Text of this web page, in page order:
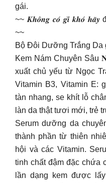
gái.
~~ 𝑲𝒉𝒐̂𝒏𝒈 𝒄𝒐́ 𝒈𝒊̀ 𝒌𝒉𝒐́
~~
Bộ Đôi Dưỡng Trắng Da
Kem Nám Chuyên
xuất chủ yếu từ Ngọc
Vitamin B3, Vitamin E:
tàn nhang, se khít lỗ
làn da thật tươi mới, trẻ
Serum dưỡng da
thành phần từ thiên
hội và các Vitamin.
tinh chất đậm đặc chứa
lần dạng kem được